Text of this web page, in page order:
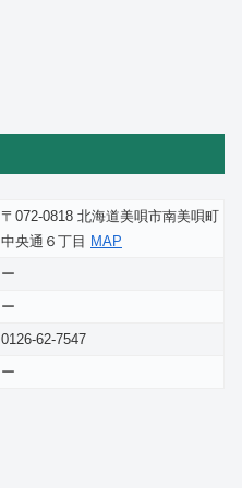
〒072-0818 北海道美唄市南美唄町
中央通６丁目 MAP
ー
ー
0126-62-7547
ー